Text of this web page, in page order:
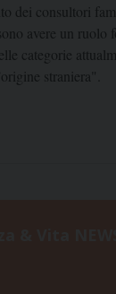
dei consultori
avere un ruolo
categorie
straniera".